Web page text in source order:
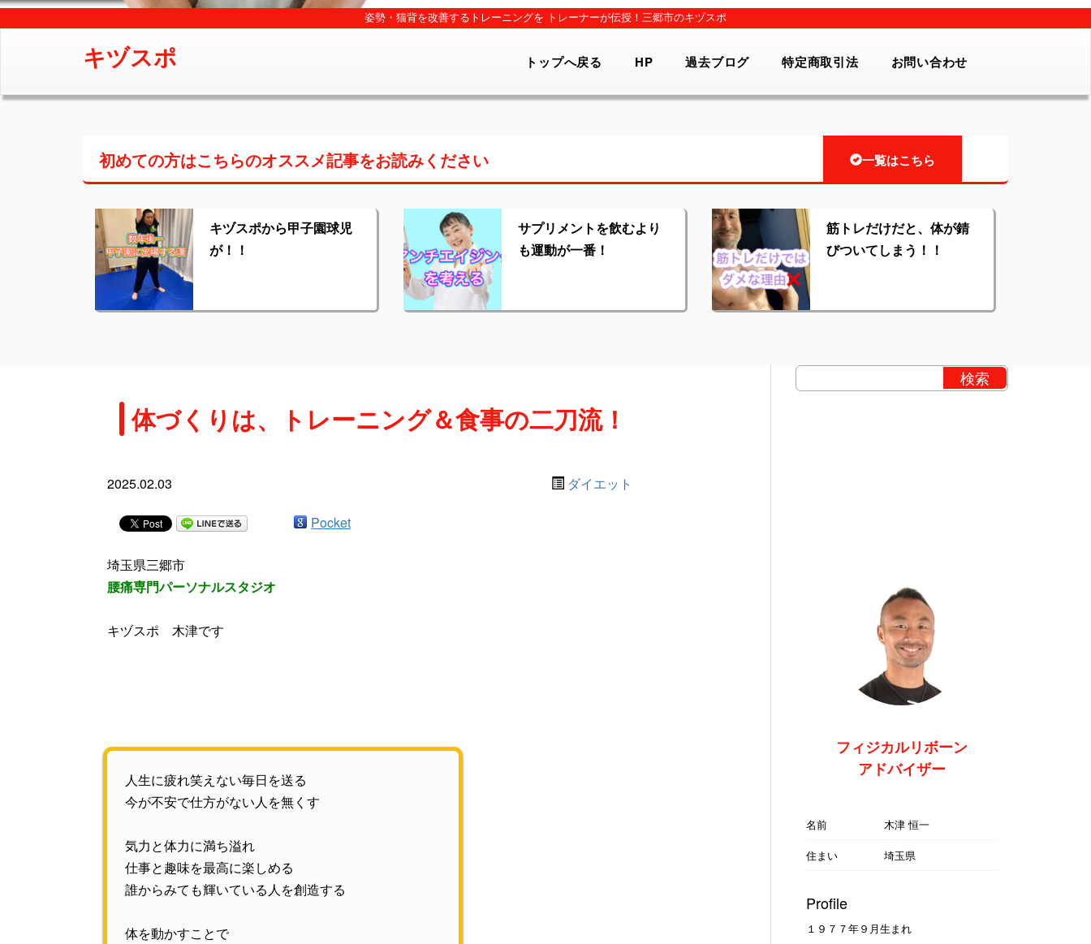
姿勢・猫背を改善するトレーニングを トレーナーが伝授！三郷市のキヅスポ
キヅスポ トップへ戻る HP 過去ブログ 特定商取引法 お問い合わせ
初めての方はこちらのオススメ記事をお読みください 一覧はこちら
キヅスポから甲子園球児
が！！
サプリメントを飲むより
も運動が一番！
筋トレだけだと、体が錆
びついてしまう！！
体づくりは、トレーニング＆食事の二刀流！
2025.02.03 ダイエット
Pocket
埼玉県三郷市
腰痛専門パーソナルスタジオ
キヅスポ 木津です
人生に疲れ笑えない毎日を送る
今が不安で仕方がない人を無くす
気力と体力に満ち溢れ
仕事と趣味を最高に楽しめる
誰からみても輝いている人を創造する
体を動かすことで
フィジカルリボーン
アドバイザー
名前
木津 恒一
住まい
埼玉県
Profile
１９７７年９月生まれ